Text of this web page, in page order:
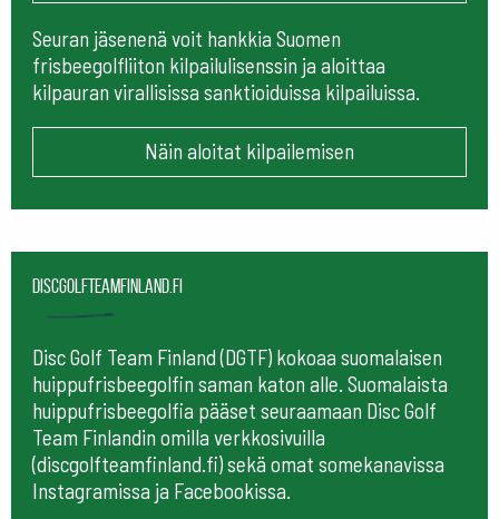
Seuran jäsenenä voit hankkia Suomen
frisbeegolfliiton kilpailulisenssin ja aloittaa
kilpauran virallisissa sanktioiduissa kilpailuissa.
Näin aloitat kilpailemisen
Discgolfteamfinland.fi
Disc Golf Team Finland (DGTF) kokoaa suomalaisen
huippufrisbeegolfin saman katon alle. Suomalaista
huippufrisbeegolfia pääset seuraamaan Disc Golf
Team Finlandin omilla verkkosivuilla
(discgolfteamfinland.fi) sekä omat somekanavissa
Instagramissa ja Facebookissa.